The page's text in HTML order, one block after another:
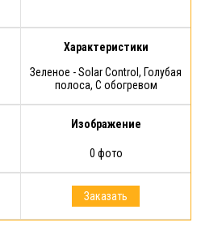
Характеристики
Зеленое - Solar Control, Голубая
полоса, С обогревом
Изображение
0 фото
Заказать